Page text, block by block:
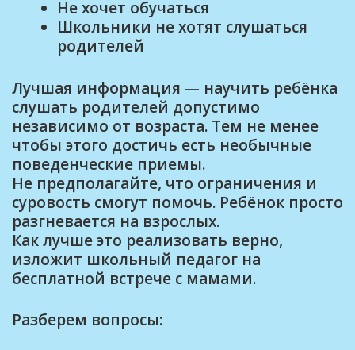
Не хочет обучаться
Школьники не хотят слушаться
родителей
Лучшая информация — научить ребёнка
слушать родителей допустимо
независимо от возраста. Тем не менее
чтобы этого достичь есть необычные
поведенческие приемы.
Не предполагайте, что ограничения и
суровость смогут помочь. Ребёнок просто
разгневается на взрослых.
Как лучше это реализовать верно,
изложит школьный педагог на
бесплатной встрече с мамами.
Разберем вопросы: